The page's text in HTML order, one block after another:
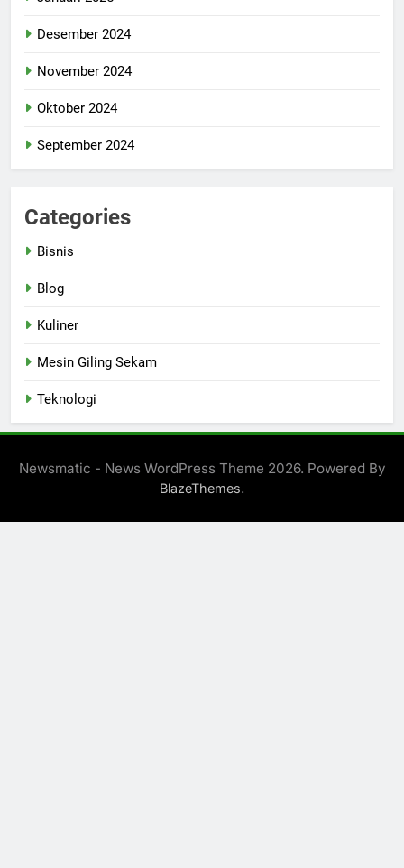
Desember 2024
November 2024
Oktober 2024
September 2024
Categories
Bisnis
Blog
Kuliner
Mesin Giling Sekam
Teknologi
Newsmatic - News WordPress Theme 2026. Powered By
BlazeThemes.